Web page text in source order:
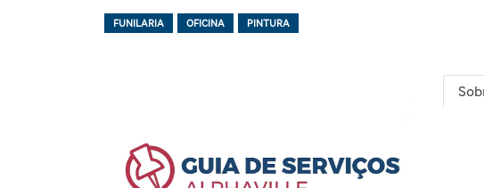
FUNILARIA OFICINA PINTURA